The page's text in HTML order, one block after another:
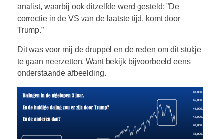
analist, waarbij ook ditzelfde werd gesteld: ”De
correctie in de VS van de laatste tijd, komt door
Trump.”
Dit was voor mij de druppel en de reden om dit stukje
te gaan neerzetten. Want bekijk bijvoorbeeld eens
onderstaande afbeelding.